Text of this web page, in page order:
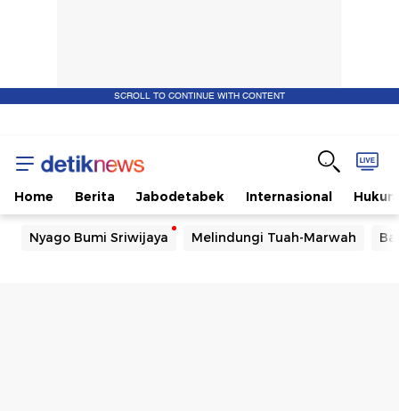
SCROLL TO CONTINUE WITH CONTENT
Home Berita Jabodetabek Internasional Hukum
Nyago Bumi Sriwijaya Melindungi Tuah-Marwah